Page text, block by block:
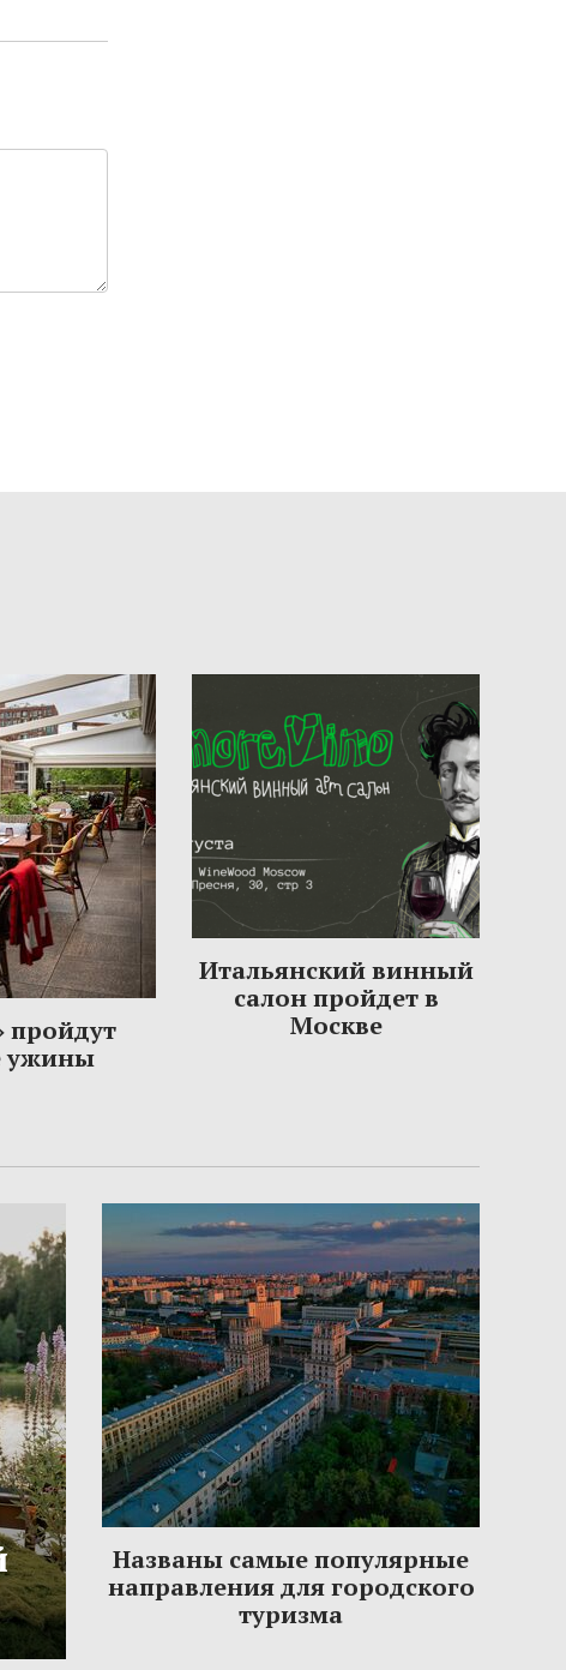
пройдут
ужины
Итальянский винный
салон пройдет в
Москве
Названы самые популярные
направления для городского
туризма